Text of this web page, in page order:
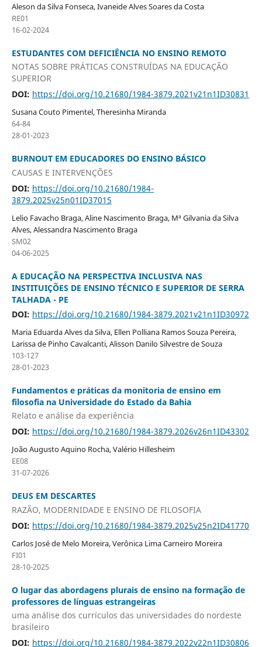
Aleson da Silva Fonseca, Ivaneide Alves Soares da Costa
RE01
16-02-2024
ESTUDANTES COM DEFICIÊNCIA NO ENSINO REMOTO
NOTAS SOBRE PRÁTICAS CONSTRUÍDAS NA EDUCAÇÃO
SUPERIOR
DOI: https://doi.org/10.21680/1984-3879.2021v21n1ID30831
Susana Couto Pimentel, Theresinha Miranda
64-84
28-01-2023
BURNOUT EM EDUCADORES DO ENSINO BÁSICO
CAUSAS E INTERVENÇÕES
DOI: https://doi.org/10.21680/1984-
3879.2025v25n01ID37015
Lelio Favacho Braga, Aline Nascimento Braga, Mª Gilvania da Silva
Alves, Alessandra Nascimento Braga
SM02
04-06-2025
A EDUCAÇÃO NA PERSPECTIVA INCLUSIVA NAS
INSTITUIÇÕES DE ENSINO TÉCNICO E SUPERIOR DE SERRA
TALHADA - PE
DOI: https://doi.org/10.21680/1984-3879.2021v21n1ID30972
Maria Eduarda Alves da Silva, Ellen Polliana Ramos Souza Pereira,
Larissa de Pinho Cavalcanti, Alisson Danilo Silvestre de Souza
103-127
28-01-2023
Fundamentos e práticas da monitoria de ensino em
filosofia na Universidade do Estado da Bahia
Relato e análise da experiência
DOI: https://doi.org/10.21680/1984-3879.2026v26n1ID43302
João Augusto Aquino Rocha, Valério Hillesheim
EE08
31-07-2026
DEUS EM DESCARTES
RAZÃO, MODERNIDADE E ENSINO DE FILOSOFIA
DOI: https://doi.org/10.21680/1984-3879.2025v25n2ID41770
Carlos José de Melo Moreira, Verônica Lima Carneiro Moreira
FI01
28-10-2025
O lugar das abordagens plurais de ensino na formação de
professores de línguas estrangeiras
uma análise dos currículos das universidades do nordeste
brasileiro
DOI: https://doi.org/10.21680/1984-3879.2022v22n1ID30806